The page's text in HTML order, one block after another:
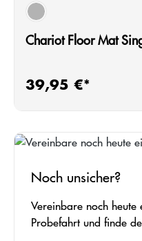
schwarz
Chariot Floor Mat
Regulärer Preis:
39,95 €*
Noch unsicher?
Vereinbare noch heute
Probefahrt und finde